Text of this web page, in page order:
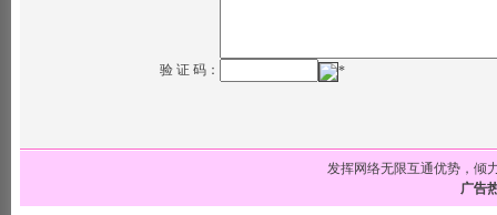
验 证 码： *
发挥网络无限互通优势，倾
广告